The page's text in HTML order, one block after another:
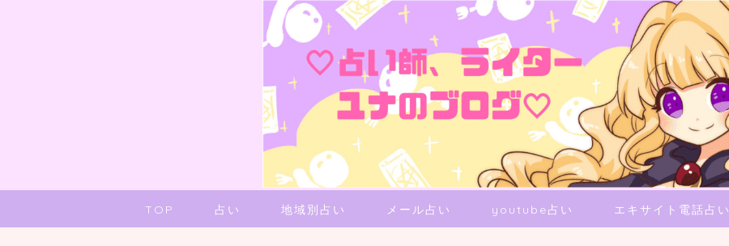
TOP 占い 地域別占い メール占い youtube占い エキサイト電話占い